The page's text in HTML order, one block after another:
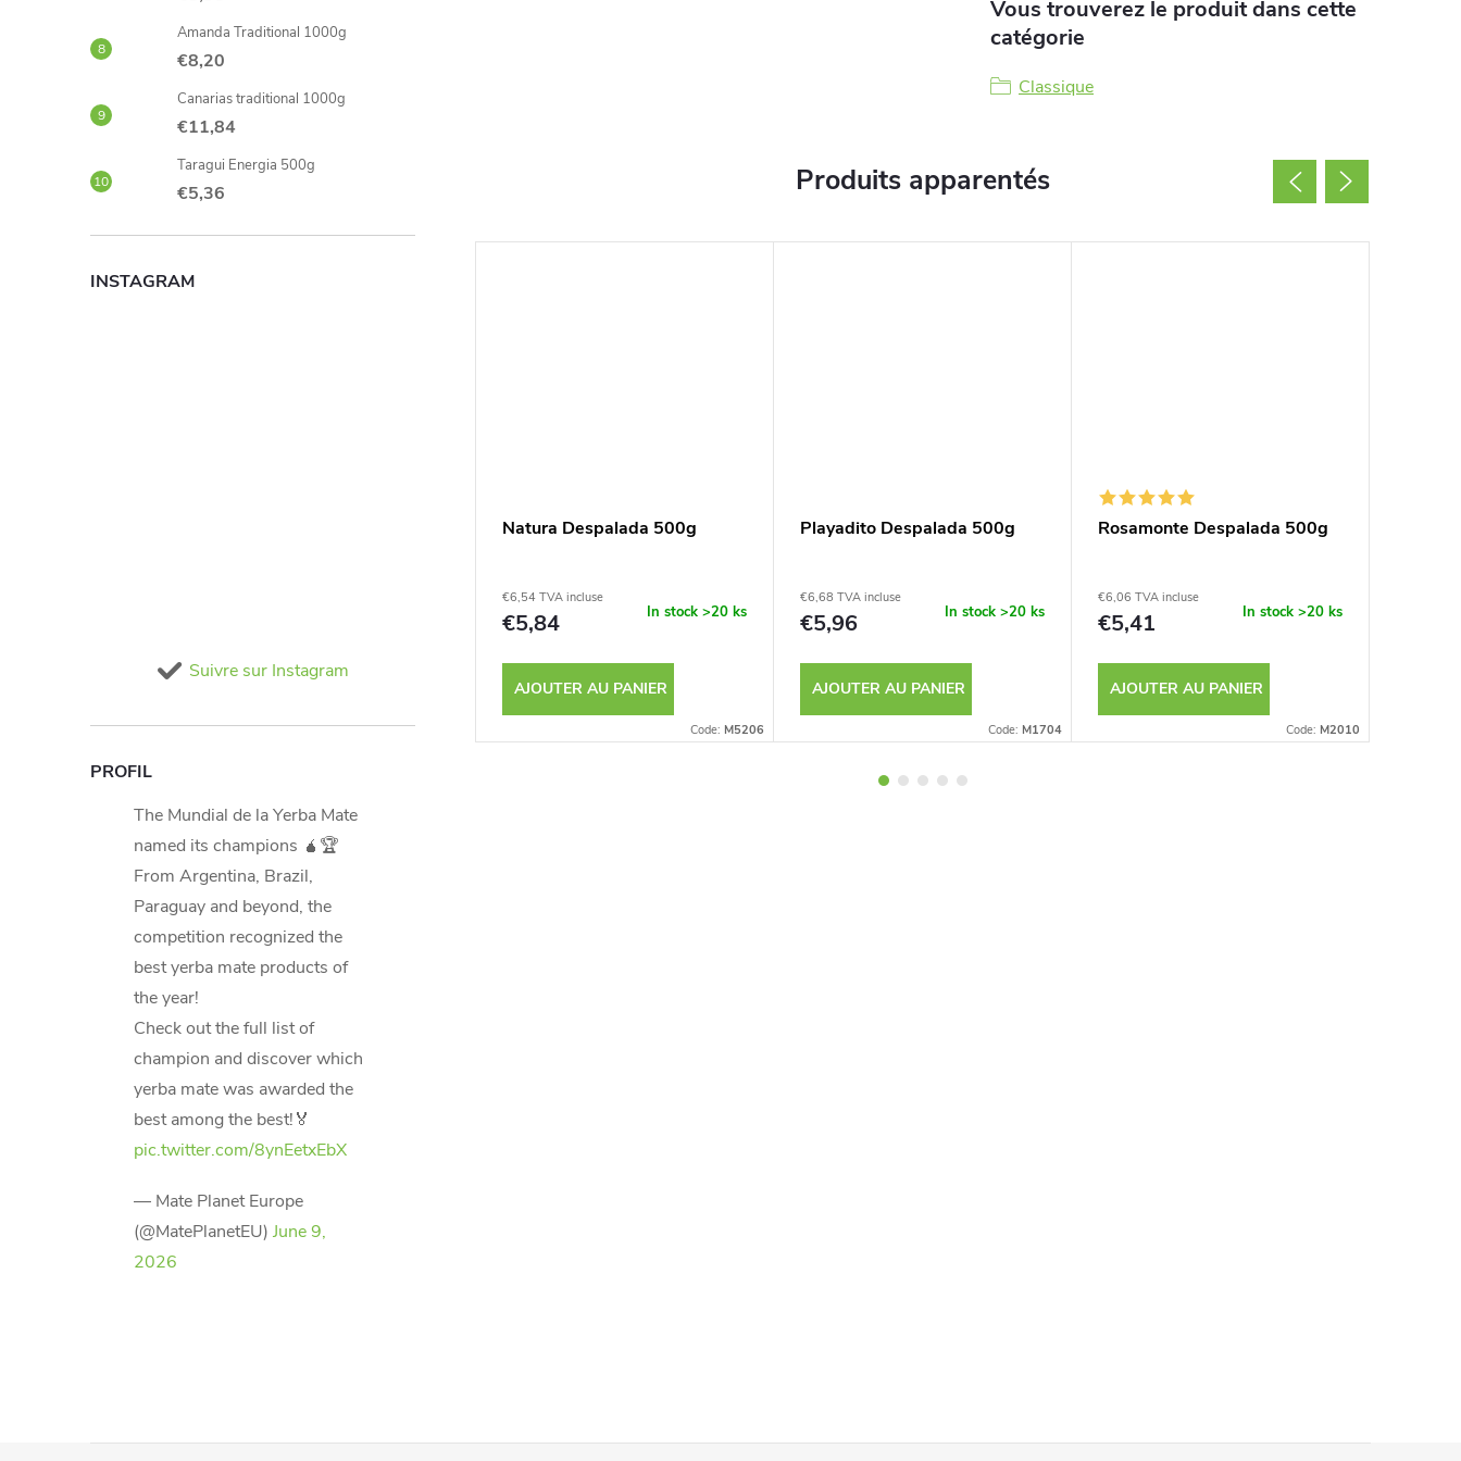
Amanda Traditional 1000g
€8,20
Canarias traditional 1000g
€11,84
Taragui Energia 500g
€5,36
INSTAGRAM
Suivre sur Instagram
PROFIL
The Mundial de la Yerba Mate
named its champions 🧉🏆
From Argentina, Brazil,
Paraguay and beyond, the
competition recognized the
best yerba mate products of
the year!
Check out the full list of
champion and discover which
yerba mate was awarded the
best among the best!🏅
pic.twitter.com/8ynEetxEbX
— Mate Planet Europe
(@MatePlanetEU) June 9,
2026
Vous trouverez le produit dans cette
catégorie
Classique
Produits apparentés
Code:M1171 Code:
Natura Despalada 500g
€6,54 TVA incluse
€5,84 In stock >20 ks
AJOUTER AU PANIER
Code: M5206
Playadito Despalada 500g
€6,68 TVA incluse
€5,96 In stock >20 ks
AJOUTER AU PANIER
Code: M1704
Rosamonte Despalada 500g
€6,06 TVA incluse
€5,41 In stock >20 ks
AJOUTER AU PANIER
Code: M2010